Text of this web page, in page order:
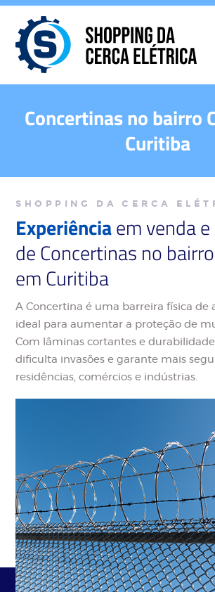
Concertinas no bairro
Curitiba
SHOPPING DA CERCA
Experiênciaem venda
de Concertinas no
em Curitiba
A Concertina é uma barreira física de
ideal para aumentar a proteção de
Com lâminas cortantes e durabilidade
dificulta invasões e garante mais
residências, comércios e indústrias.